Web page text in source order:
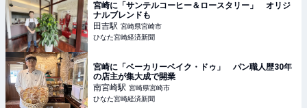
宮崎に「サンテルコーヒー＆ロースタリー」 オリジ
ナルブレンドも
田吉駅 宮崎県宮崎市
ひなた宮崎経済新聞
宮崎に「ベーカリーベイク・ドゥ」 パン職人歴30年
の店主が集大成で開業
南宮崎駅 宮崎県宮崎市
ひなた宮崎経済新聞